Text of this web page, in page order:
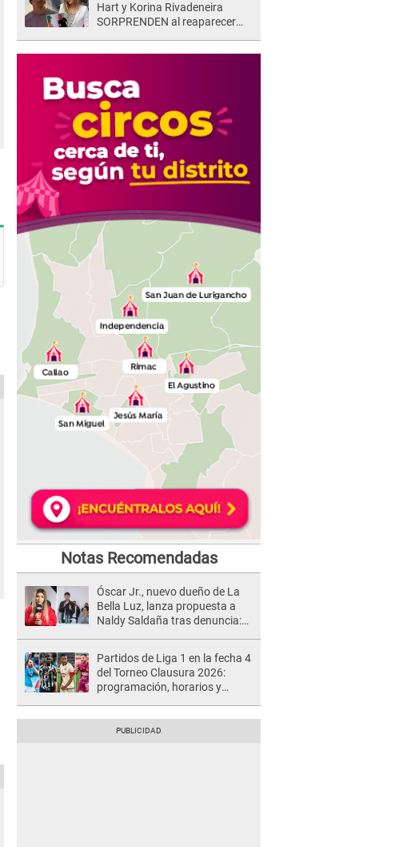
Hart y Korina Rivadeneira
SORPRENDEN al reaparecer
Notas Recomendadas
Óscar Jr., nuevo dueño de La
Bella Luz, lanza propuesta a
Naldy Saldaña tras denuncia:
Partidos de Liga 1 en la fecha 4
del Torneo Clausura 2026:
programación, horarios y